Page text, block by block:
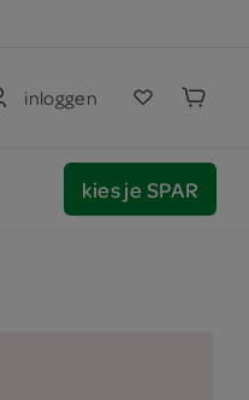
inloggen
kies je SPAR